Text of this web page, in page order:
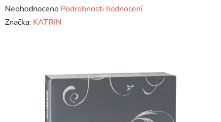
Průměrné
hodnocení
Neohodnoceno Podrobnosti hodnocení
Značka: KATRIN